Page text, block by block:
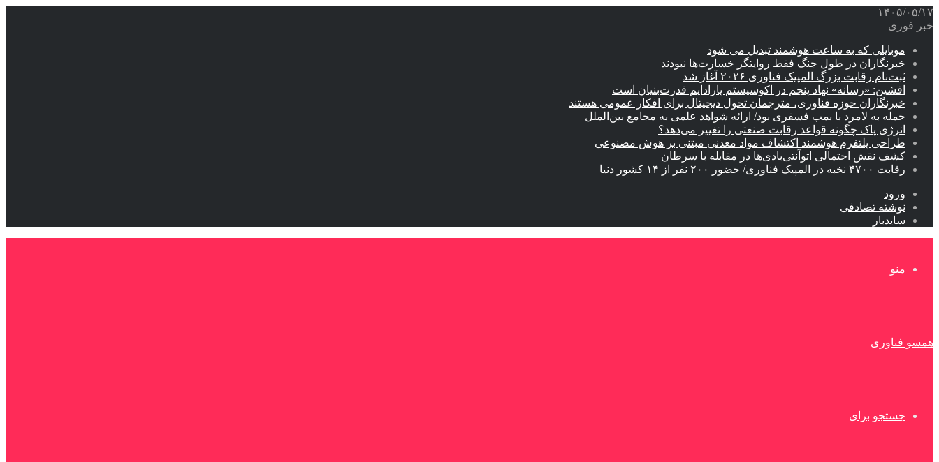
۱۴۰۵/۰۵/۱۷
خبر فوری
موبایلی که به ساعت هوشمند تبدیل می شود
خبرنگاران در طول جنگ فقط روایتگر خسارت‌ها نبودند
ثبت‌نام رقابت بزرگ المپیک فناوری ۲۰۲۶ آغاز شد
افشین: «رسانه» نهاد پنجم در اکوسیستم پارادایم قدرت‌بنیان است
خبرنگاران حوزه فناوری، مترجمان تحول دیجیتال برای افکار عمومی هستند
حمله به لامرد با بمب فسفری بود/ ارائه شواهد علمی به مجامع بین‌الملل
انرژی پاک چگونه قواعد رقابت صنعتی را تغییر می‌دهد؟
طراحی پلتفرم هوشمند اکتشاف مواد معدنی مبتنی بر هوش مصنوعی
کشف نقش احتمالی اتوآنتی‌بادی‌ها در مقابله با سرطان
رقابت ۴۷۰۰ نخبه در المپیک فناوری/ حضور ۲۰۰ نفر از ۱۴ کشور دنیا
ورود
نوشته تصادفی
سایدبار
منو
همسو فناوری
جستجو برای